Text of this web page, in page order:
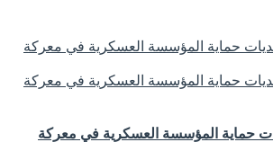
حماية المؤسسة العسكرية في معركة